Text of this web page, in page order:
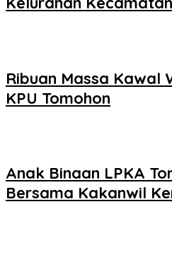
Ribuan Massa Kawal
KPU Tomohon
Anak Binaan LPKA
Bersama Kakanwil